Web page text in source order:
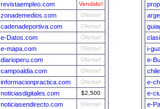
revistaempleo.com Vendido!
zonademedios.com Ofertar!
cadenadeportiva.com Ofertar!
e-Datos.com Ofertar!
e-mapa.com Ofertar!
diarioperu.com Ofertar!
campoaldia.com Ofertar!
informacionpractica.com Ofertar!
noticiasdigitales.com $2,500
noticiasendirecto.com Ofertar!
i-
e-
e-
e-
e-